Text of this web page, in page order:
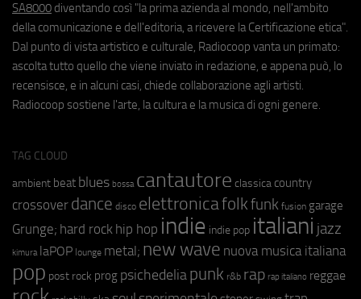
SA8000 diventando così "la prima azienda al mondo, nell'ambito
della comunicazione e dell'editoria, a ricevere la Certificazione etica".
Dal punto di vista artistico e culturale, Radiocoop vanta un primato:
ascolta tutto quello che viene inviato in redazione, e appena può, lo
recensisce, e in alcuni casi, chiede collaborazione agli artisti.
Radiocoop sostiene l'arte, la cultura e la musica di ogni genere.
TAG CLOUD
ambient beat blues bossa cantautore classica country
crossover dance disco elettronicafolkfunk fusion garage
Grunge; hard rock hip hop indie indie pop italiani jazz
kimura laPOP lounge metal; new wave nuova musica italiana
pop post rock prog psichedeliapunk r&b rap rap italiano reggae